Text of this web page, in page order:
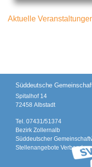
Aktuelle
Süddeutsche
Spitalhof 14
72458 Albstadt
Tel. 07431/51374
Bezirk Zollernalb
Süddeutscher
Stellenangebote Verband